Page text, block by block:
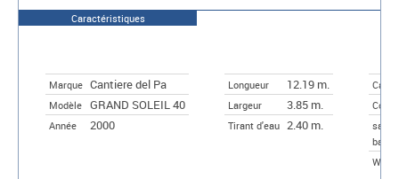
Caractéristiques
Marque Cantiere del Pa
Modèle GRAND SOLEIL 40
Année 2000
Longueur 12.19 m.
Largeur 3.85 m.
Tirant d'eau 2.40 m.
bain
WC